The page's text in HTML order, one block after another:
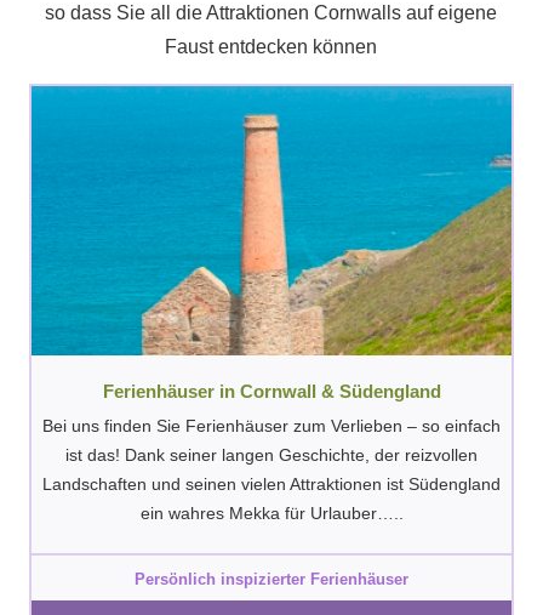
so dass Sie all die Attraktionen Cornwalls auf eigene
Faust entdecken können
Ferienhäuser in Cornwall & Südengland
Bei uns finden Sie Ferienhäuser zum Verlieben – so einfach
ist das! Dank seiner langen Geschichte, der reizvollen
Landschaften und seinen vielen Attraktionen ist Südengland
ein wahres Mekka für Urlauber…..
Persönlich inspizierter Ferienhäuser